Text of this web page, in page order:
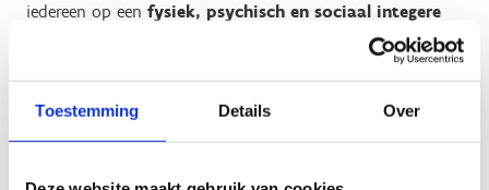
Toestemming Details Over
iedereen op een fysiek, psychisch en sociaal integere
sport kan beoefenen. We gaan voor een
vanuit een centraal begrip "veilig
thema's, en een bijzondere aandacht voor de minderjarige
sporter.